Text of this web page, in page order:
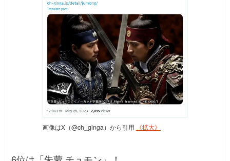
画像はX（@ch_ginga）から引用 《拡大》